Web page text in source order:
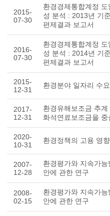
2015-
07-30
환경경제통합계정
성 분석 : 2013년 기
편제결과 보고서
2016-
07-30
환경경제통합계정
성 분석 : 2014년 기
편제결과 보고서
2015-
12-31
환경분야 일자리 수
2017-
12-31
환경유해보조금 추
화석연료보조금을 중
2020-
10-31
환경정책의 고용 영
2007-
12-28
환경평가와 지속가
안에 관한 연구
2008-
02-15
환경평가와 지속가
안에 관한 연구